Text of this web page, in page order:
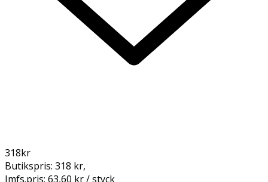
318kr
Butikspris: 318 kr,
Jmfs.pris: 63,60 kr / styck